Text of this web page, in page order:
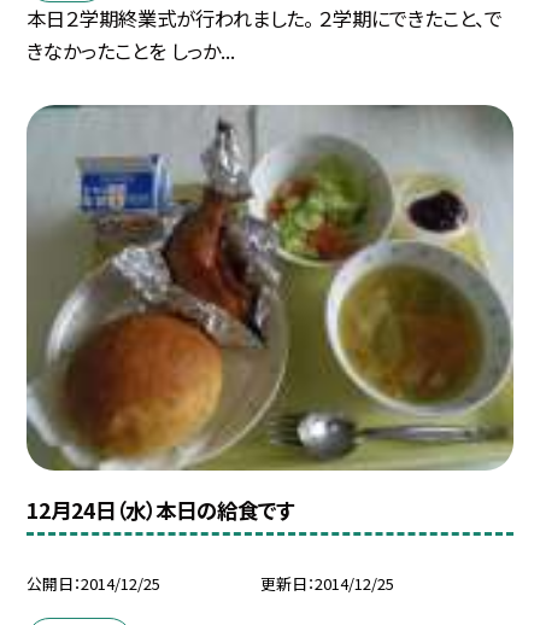
本日２学期終業式が行われました。 ２学期にできたこと、で
きなかったことを しっか...
12月24日（水）本日の給食です
公開日 2014/12/25 更新日 2014/12/25